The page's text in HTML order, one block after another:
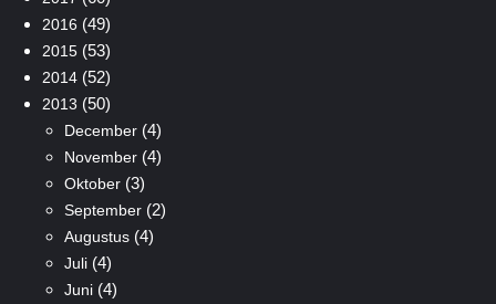
2016 (49)
2015(53)
2014(52)
2013 (50)
December(4)
November(4)
Oktober(3)
September(2)
Augustus(4)
Juli(4)
Juni(4)